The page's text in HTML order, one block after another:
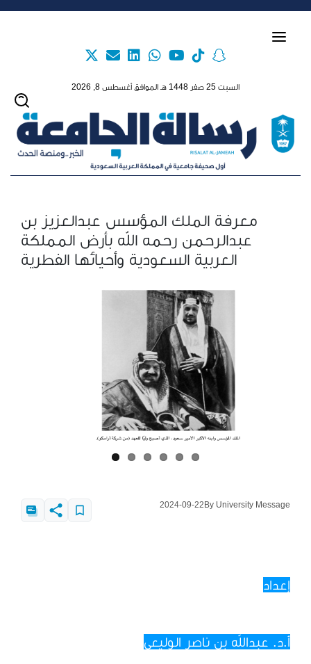
السبت 25 صفر 1448 هـ الموافق أغسطس 8, 2026
معرفة الملك المؤسس عبدالعزيز بن
عبدالرحمن رحمه الله بأرض المملكة
العربية السعودية وأحيائها الفطرية
2024-09-22By University Message
إعداد
أ.د. عبدالله بن ناصر الوليعي